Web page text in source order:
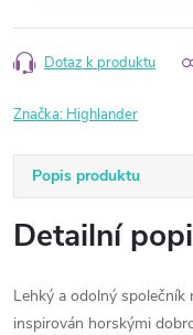
Dotaz k produktu
Značka: Highlander
Popis produktu
Detailní
Lehký a odolný
inspirován horskými